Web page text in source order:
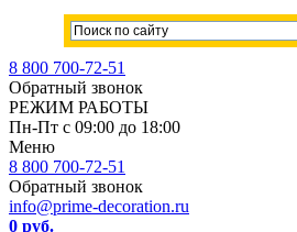
8 800 700-72-51
Обратный звонок
РЕЖИМ РАБОТЫ
Пн-Пт с 09:00 до 18:00
Меню
8 800 700-72-51
Обратный звонок
info@prime-decoration.ru
0 руб.